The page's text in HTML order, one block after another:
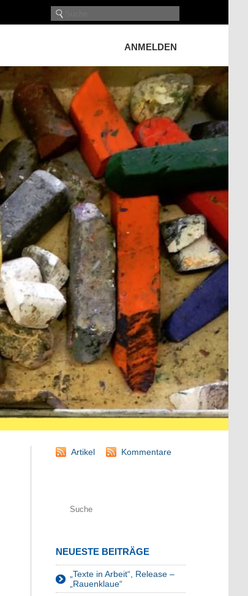
ANMELDEN
Artikel Kommentare
NEUESTE BEITRÄGE
„Texte in Arbeit“, Release –
„Rauenklaue“